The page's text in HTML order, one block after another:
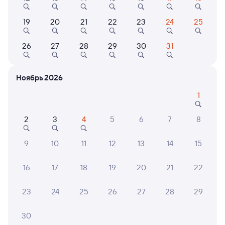
6 причин купить ж/д билеты
Онлайн-покупка за 4 минуты
Онлайн-возврат билетов без очереди в кассу
Выбор любимых мест на схемах вагонов
покупке
8,9
Отель
Гостиница Меренга
1 ⁠690 ⁠₽
Отель
Спутник
19 20 21 22 23 24 25
26 27 28 29 30 31
Ноябрь 2026
1
2 3 4 5 6 7 8
9 10 11 12 13 14 15
16 17 18 19 20 21 22
23 24 25 26 27 28 29
30